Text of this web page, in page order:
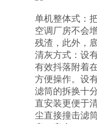
单机整体式：
空调厂房不会
残渣，此外，
清灰方式：设
有效抖落附着
方便操作。设
滤筒的拆换十
直安装更便于
尘直接撞击滤